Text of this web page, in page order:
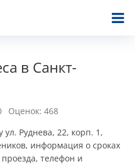
в Санкт-
Оценок: 468
ул. Руднева, 22, корп. 1,
информация о сроках
телефон и